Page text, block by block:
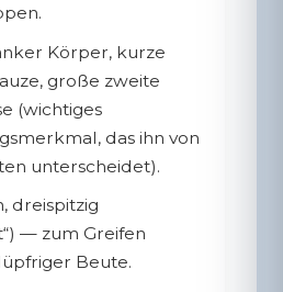
Körper, kurze
große zweite
(wichtiges
das ihn von
unterscheidet).
dreispitzig
— zum Greifen
Beute.